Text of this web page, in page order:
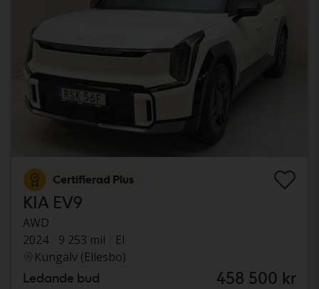
Certifierad Plus
KIA EV9
AWD
2024
9 253 mil
El
Kungälv (Ellesbo)
Ledande bud 458 500 kr